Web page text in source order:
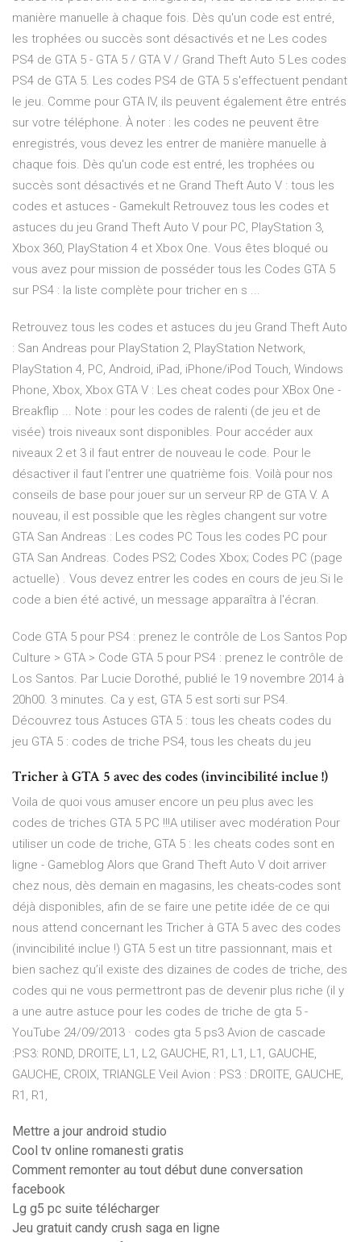
manière manuelle à chaque fois. Dès qu'un code est entré,
les trophées ou succès sont désactivés et ne Les codes
PS4 de GTA 5 - GTA 5 / GTA V / Grand Theft Auto 5 Les codes
PS4 de GTA 5. Les codes PS4 de GTA 5 s'effectuent pendant
le jeu. Comme pour GTA IV, ils peuvent également être entrés
sur votre téléphone. À noter : les codes ne peuvent être
enregistrés, vous devez les entrer de manière manuelle à
chaque fois. Dès qu'un code est entré, les trophées ou
succès sont désactivés et ne Grand Theft Auto V : tous les
codes et astuces - Gamekult Retrouvez tous les codes et
astuces du jeu Grand Theft Auto V pour PC, PlayStation 3,
Xbox 360, PlayStation 4 et Xbox One. Vous êtes bloqué ou
vous avez pour mission de posséder tous les Codes GTA 5
sur PS4 : la liste complète pour tricher en s ...
Retrouvez tous les codes et astuces du jeu Grand Theft Auto
: San Andreas pour PlayStation 2, PlayStation Network,
PlayStation 4, PC, Android, iPad, iPhone/iPod Touch, Windows
Phone, Xbox, Xbox GTA V : Les cheat codes pour XBox One -
Breakflip ... Note : pour les codes de ralenti (de jeu et de
visée) trois niveaux sont disponibles. Pour accéder aux
niveaux 2 et 3 il faut entrer de nouveau le code. Pour le
désactiver il faut l'entrer une quatrième fois. Voilà pour nos
conseils de base pour jouer sur un serveur RP de GTA V. A
nouveau, il est possible que les règles changent sur votre
GTA San Andreas : Les codes PC Tous les codes PC pour
GTA San Andreas. Codes PS2; Codes Xbox; Codes PC (page
actuelle) . Vous devez entrer les codes en cours de jeu.Si le
code a bien été activé, un message apparaîtra à l'écran.
Code GTA 5 pour PS4 : prenez le contrôle de Los Santos Pop
Culture > GTA > Code GTA 5 pour PS4 : prenez le contrôle de
Los Santos. Par Lucie Dorothé, publié le 19 novembre 2014 à
20h00. 3 minutes. Ca y est, GTA 5 est sorti sur PS4.
Découvrez tous Astuces GTA 5 : tous les cheats codes du
jeu GTA 5 : codes de triche PS4, tous les cheats du jeu
Tricher à GTA 5 avec des codes (invincibilité inclue !)
Voila de quoi vous amuser encore un peu plus avec les
codes de triches GTA 5 PC !!!A utiliser avec modération Pour
utiliser un code de triche, GTA 5 : les cheats codes sont en
ligne - Gameblog Alors que Grand Theft Auto V doit arriver
chez nous, dès demain en magasins, les cheats-codes sont
déjà disponibles, afin de se faire une petite idée de ce qui
nous attend concernant les Tricher à GTA 5 avec des codes
(invincibilité inclue !) GTA 5 est un titre passionnant, mais et
bien sachez qu’il existe des dizaines de codes de triche, des
codes qui ne vous permettront pas de devenir plus riche (il y
a une autre astuce pour les codes de triche de gta 5 -
YouTube 24/09/2013 · codes gta 5 ps3 Avion de cascade
:PS3: ROND, DROITE, L1, L2, GAUCHE, R1, L1, L1, GAUCHE,
GAUCHE, CROIX, TRIANGLE Veil Avion : PS3 : DROITE, GAUCHE,
R1, R1,
Mettre a jour android studio
Cool tv online romanesti gratis
Comment remonter au tout début dune conversation
facebook
Lg g5 pc suite télécharger
Jeu gratuit candy crush saga en ligne